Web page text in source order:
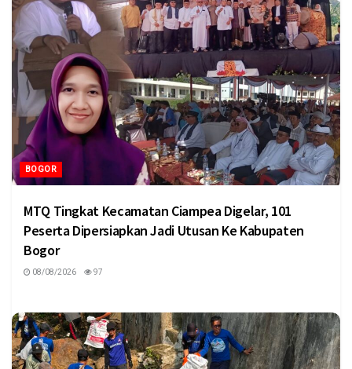
BOGOR
MTQ Tingkat Kecamatan Ciampea Digelar, 101
Peserta Dipersiapkan Jadi Utusan Ke Kabupaten
Bogor
08/08/2026 97